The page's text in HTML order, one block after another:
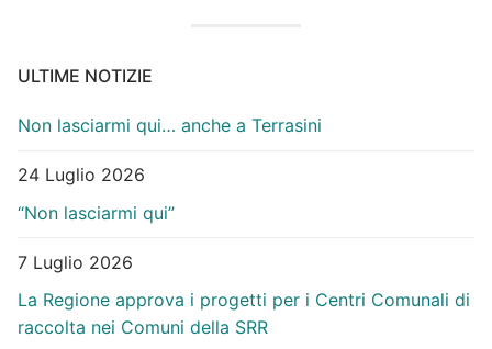
ULTIME NOTIZIE
Non lasciarmi qui… anche a Terrasini
24 Luglio 2026
“Non lasciarmi qui”
7 Luglio 2026
La Regione approva i progetti per i Centri Comunali di
raccolta nei Comuni della SRR